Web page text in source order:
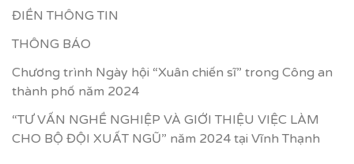
ĐIỀN THÔNG TIN
THÔNG BÁO
Chương trình Ngày hội “Xuân chiến sĩ” trong Công an
thành phố năm 2024
“TƯ VẤN NGHỀ NGHIỆP VÀ GIỚI THIỆU VIỆC LÀM
CHO BỘ ĐỘI XUẤT NGŨ” năm 2024 tại Vĩnh Thạnh